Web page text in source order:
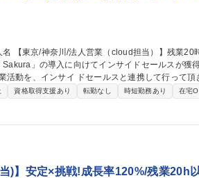
」の導入に向けてインサイドセールスが獲
、インサイ ドセールスと連携して行って頂きます。 【具体
サイドセールスから開始し徐々に外勤営業へと移
資格取得支援あり 転勤なし 時短勤務あり 在宅
)】安定×挑戦!成長率120%/残業20h